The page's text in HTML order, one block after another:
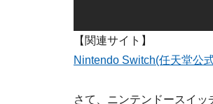
【関連サイト】
Nintendo Switch(任天堂公
さて、ニンテンドースイ